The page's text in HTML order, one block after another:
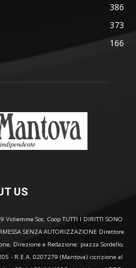
386
373
166
US
Soc. Coop TUTTI I DIRITTI SONO
SENZA AUTORIZZAZIONE Direttore
Direzione e Redazione: piazza Sordello,
- R.E.A. 0207279 (Mantova) iscrizione al